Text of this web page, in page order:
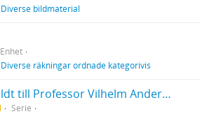
bildmaterial
Enhet
räkningar ordnade kategorivis
Ett brev från Karlfeldt till Professor Vilhelm Andersen, 5/2 1909
Serie